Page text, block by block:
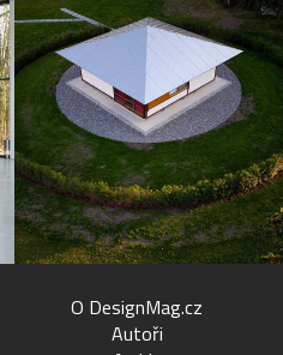
O DesignMag.cz
Autoři